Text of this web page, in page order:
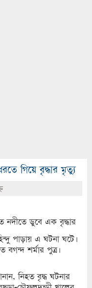
গিয়ে বৃদ্ধার মৃত্যু
নদীতে ডুবে এক বৃদ্ধার
পাড়ায় এ ঘটনা ঘটে।
বগন্দ শর্মার পুত্র।
নিহত বৃদ্ধ ঘটনার